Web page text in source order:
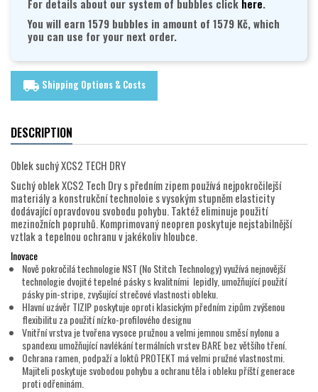
For details about our system of bubbles click here.
You will earn 1579 bubbles in amount of 1579 Kč, which
you can use for your next order.
local_shipping Shipping Options & Costs
DESCRIPTION
Oblek suchý XCS2 TECH DRY
Suchý oblek XCS2 Tech Dry s předním zipem používá nejpokročilejší
materiály a konstrukční technoloie s vysokým stupněm elasticity
dodávající opravdovou svobodu pohybu. Taktéž eliminuje použití
mezinožních popruhů. Komprimovaný neopren poskytuje nejstabilnější
vztlak a tepelnou ochranu v jakékoliv hloubce.
Inovace
Nově pokročilá technologie NST (No Stitch Technology) využívá nejnovější
technologie dvojité tepelné pásky s kvalitními lepidly, umožňující použití
pásky pin-stripe, zvyšující strečové vlastnosti obleku.
Hlavní uzávěr TIZIP poskytuje oproti klasickým předním zipům zvýšenou
flexibilitu za použití nízko-profilového designu
Vnitřní vrstva je tvořena vysoce pružnou a velmi jemnou směsí nylonu a
spandexu umožňující navlékání termálních vrstev BARE bez většího tření.
Ochrana ramen, podpaží a loktů PROTEKT má velmi pružné vlastnostmi.
Majiteli poskytuje svobodou pohybu a ochranu těla i obleku příští generace
proti odřeninám.